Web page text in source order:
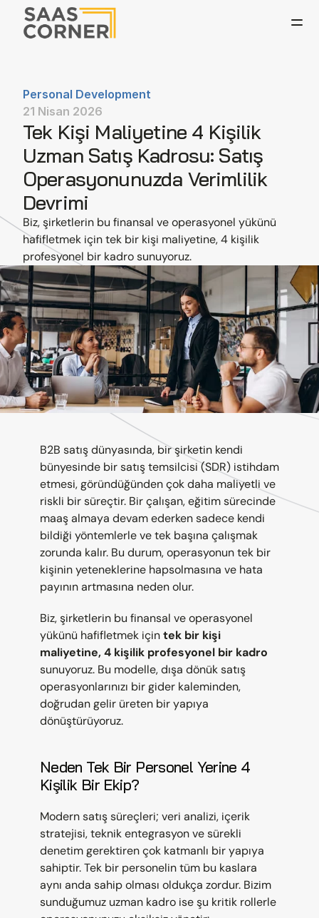
Personal Development
21 Nisan 2026
Tek Kişi Maliyetine 4 Kişilik
Uzman Satış Kadrosu: Satış
Operasyonunuzda Verimlilik
Devrimi
Biz, şirketlerin bu finansal ve operasyonel yükünü
hafifletmek için tek bir kişi maliyetine, 4 kişilik
profesyonel bir kadro sunuyoruz.
B2B satış dünyasında, bir şirketin kendi
bünyesinde bir satış temsilcisi (SDR) istihdam
etmesi, göründüğünden çok daha maliyetli ve
riskli bir süreçtir. Bir çalışan, eğitim sürecinde
maaş almaya devam ederken sadece kendi
bildiği yöntemlerle ve tek başına çalışmak
zorunda kalır. Bu durum, operasyonun tek bir
kişinin yeteneklerine hapsolmasına ve hata
payının artmasına neden olur.
Biz, şirketlerin bu finansal ve operasyonel
yükünü hafifletmek için tek bir kişi
maliyetine, 4 kişilik profesyonel bir kadro
sunuyoruz. Bu modelle, dışa dönük satış
operasyonlarınızı bir gider kaleminden,
doğrudan gelir üreten bir yapıya
dönüştürüyoruz.
Neden Tek Bir Personel Yerine 4
Kişilik Bir Ekip?
Modern satış süreçleri; veri analizi, içerik
stratejisi, teknik entegrasyon ve sürekli
denetim gerektiren çok katmanlı bir yapıya
sahiptir. Tek bir personelin tüm bu kaslara
aynı anda sahip olması oldukça zordur. Bizim
sunduğumuz uzman kadro ise şu kritik rollerle